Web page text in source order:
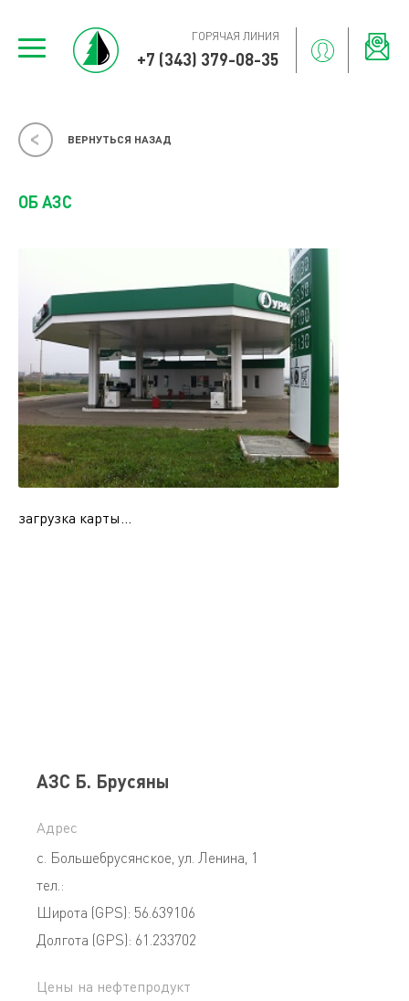
ГОРЯЧАЯ ЛИНИЯ
+7 (343) 379-08-35
ВЕРНУТЬСЯ НАЗАД
ОБ АЗС
загрузка карты...
АЗС Б. Брусяны
Адрес
с. Большебрусянское, ул. Ленина, 1
тел.:
Широта (GPS): 56.639106
Долгота (GPS): 61.233702
Цены на нефтепродукт